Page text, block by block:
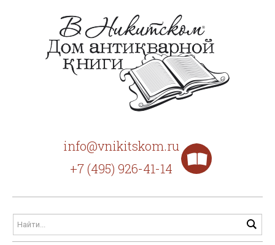
info@vnikitskom.ru
+7 (495) 926-41-14